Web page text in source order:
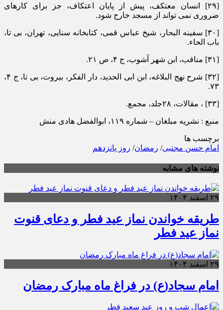
[۲۹] انسان معتکف، پیش از پایان اعتکاف، جز برای کارهای
ضروری نمی تواند از مسجد خارج شود.
[۳۰] سفینه البحار، شیخ عباس قمی، کتابخانه سنایی، تهران، بی تا،
باب الحاء.
[۳۱] مناقب، ابن شهر آشوب، ج ۴، ص ۲۱.
[۳۲] شرح نهج البلاغه، ابن ابی الحدید، دار الفکر، بیروت، بی تا، ج ۴،
۷۳.
[۳۳] ، مقالات، ۲۸جلد، مجمع.
منبع : نشریه مبلغان – شماره ۱۱۹، ابوالفضل هادی منش
برچسب ها
امام حسن مجتبی/ رمضان/ روز پانزدهم
نوشته های مشابه
۲۹ اسفند ۱۴۰۴
طریقه خواندن نماز عید فطر و دعای قنوت
نماز عید فطر
۲۹ اسفند ۱۴۰۴
امام سجاد(ع) در فراغ ماه مبارک رمضان